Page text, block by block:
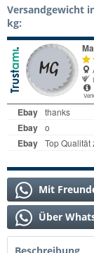
Versandgewicht
kg:
Mit
Über